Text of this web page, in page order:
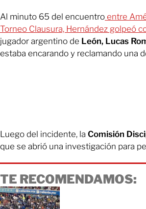
Al minuto 65 del encuentro entre
Torneo Clausura, Hernández golpeó
jugador argentino de León, Lucas
estaba encarando y reclamando una
Luego del incidente, la Comisión
que se abrió una investigación para
TE RECOMENDAMOS: